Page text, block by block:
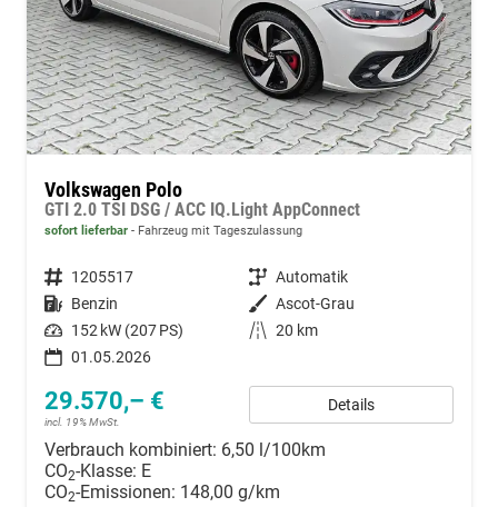
Volkswagen Polo
GTI 2.0 TSI DSG / ACC IQ.Light AppConnect
sofort lieferbar Fahrzeug mit Tageszulassung
Fahrzeugnummer 1205517 Getriebe Automatik
Kraftstoff Benzin Außenfarbe Ascot-Grau
Leistung 152 kW (207 PS) Kilometerstand 20 km
01.05.2026
29.570,– €
incl. 19% MwSt.
Details
Verbrauch kombiniert: 6,50 l/100km
CO2-Klasse: E
CO2-Emissionen: 148,00 g/km